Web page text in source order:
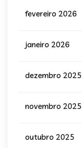
fevereiro 2026
janeiro 2026
dezembro 2025
novembro 2025
outubro 2025